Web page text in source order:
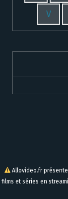
V
Allovideo.fr
films et séries en